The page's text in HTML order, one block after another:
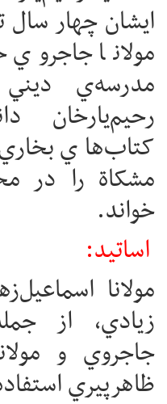
ايشان چهار سال
مولانا جاجروي
مدرسه‌ي ديني
رحيم‌يارخان
کتاب‌هاي
مشکاة را در
خواند.
اساتيد:
مولانا
زيادي، از
جاجروي و
ظاهرپيري